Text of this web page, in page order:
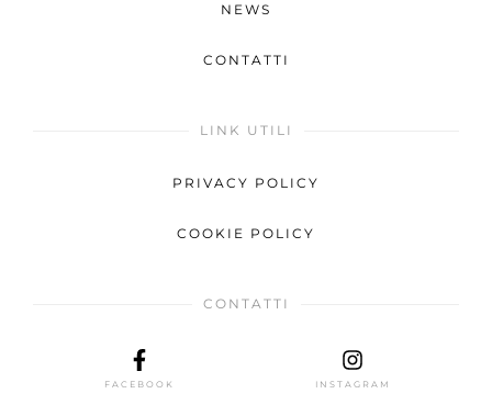
NEWS
CONTATTI
LINK UTILI
PRIVACY POLICY
COOKIE POLICY
CONTATTI
FACEBOOK INSTAGRAM